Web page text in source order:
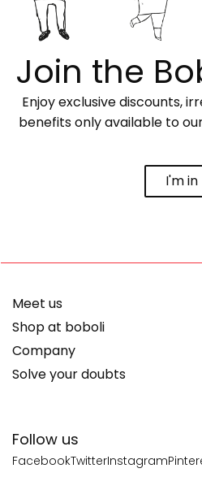
Join the
Enjoy exclusive discounts,
benefits only available to
I'm in
Follow us
FacebookTwitterInstagram
Meet us
Shop at boboli
Company
Solve your doubts